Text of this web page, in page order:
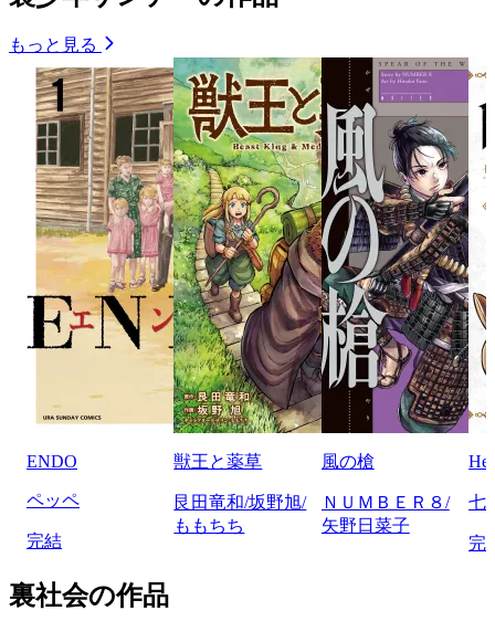
もっと見る
ENDO
ペッペ
完結
獣王と薬草
艮田竜和/坂野旭/
ももちち
風の槍
ＮＵＭＢＥＲ８/
矢野日菜子
七
完
裏社会の作品